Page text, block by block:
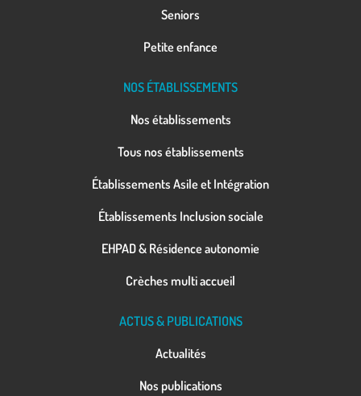
Seniors
Petite enfance
NOS ÉTABLISSEMENTS
Nos établissements
Tous nos établissements
Établissements Asile et Intégration
Établissements Inclusion sociale
EHPAD & Résidence autonomie
Crèches multi accueil
ACTUS & PUBLICATIONS
Actualités
Nos publications